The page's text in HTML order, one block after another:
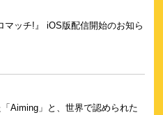
マッチ!』 iOS版配信開始のお知ら
Aiming」と、世界で認められた